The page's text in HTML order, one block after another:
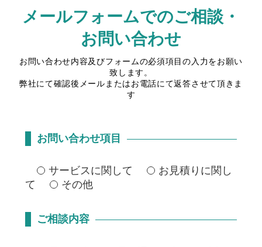
メールフォームでのご相談・
お問い合わせ
お問い合わせ内容及びフォームの必須項目の入力をお願い
致します。
弊社にて確認後メールまたはお電話にて返答させて頂きま
す
お問い合わせ項目
サービスに関して
お見積りに関し
て
その他
ご相談内容